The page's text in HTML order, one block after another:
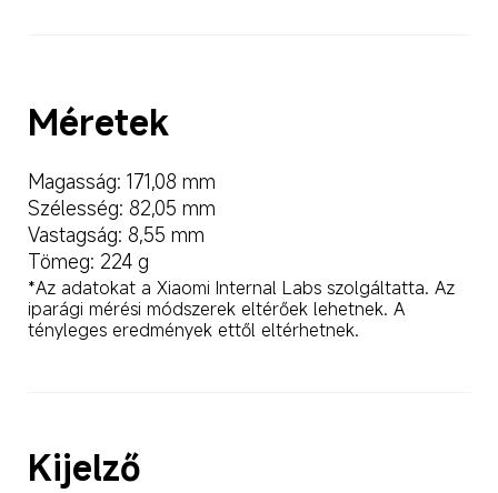
Méretek
Magasság: 171,08 mm
Szélesség: 82,05 mm
Vastagság: 8,55 mm
Tömeg: 224 g
*Az adatokat a Xiaomi Internal Labs szolgáltatta. Az
iparági mérési módszerek eltérőek lehetnek. A
tényleges eredmények ettől eltérhetnek.
Kijelző